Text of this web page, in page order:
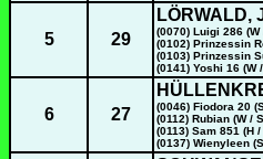
5 29
LÖRWALD,
(0070) Luigi 286
(0102) Prinzessin
(0103) Prinzessin
(0141) Yoshi 16
6 27
(0046) Fiodora 20
(0112) Rubian (W /
(0113) Sam 851 (H
(0137) Wienyleen